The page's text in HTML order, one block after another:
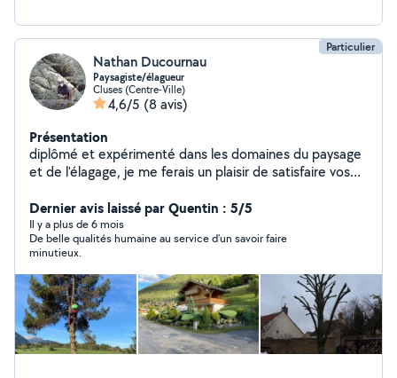
Particulier
Nathan Ducournau
Paysagiste/élagueur
Cluses (Centre-Ville)
4,6/5 (8 avis)
Présentation
diplômé et expérimenté dans les domaines du paysage
et de l'élagage, je me ferais un plaisir de satisfaire vos
sont traités avec mon matériel personnel et
professionnel afin d'effectuer un travail precis et
soigneux. n'hésitez pas me contacter
Dernier avis laissé par Quentin : 5/5
Il y a plus de 6 mois
De belle qualités humaine au service d’un savoir faire
minutieux.